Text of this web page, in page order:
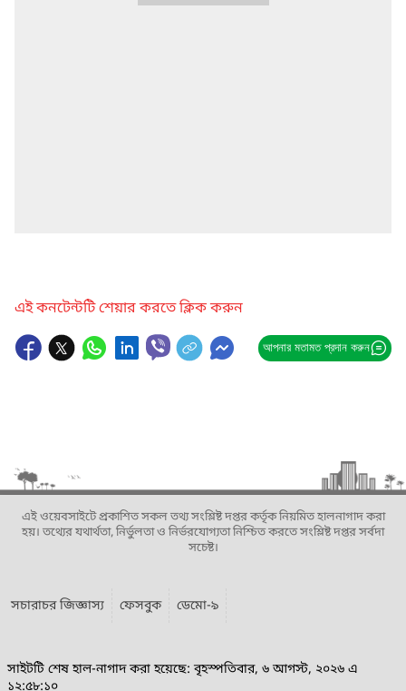
এই কনটেন্টটি শেয়ার করতে ক্লিক করুন
আপনার মতামত প্রদান করুন
এই ওয়েবসাইটে প্রকাশিত সকল তথ্য সংশ্লিষ্ট দপ্তর কর্তৃক নিয়মিত হালনাগাদ করা
হয়। তথ্যের যথার্থতা, নির্ভুলতা ও নির্ভরযোগ্যতা নিশ্চিত করতে সংশ্লিষ্ট দপ্তর সর্বদা
সচেষ্ট।
সচারাচর জিজ্ঞাস্য ফেসবুক ডেমো-৯
সাইটটি শেষ হাল-নাগাদ করা হয়েছে: বৃহস্পতিবার, ৬ আগস্ট, ২০২৬ এ
১২:৫৮:১০